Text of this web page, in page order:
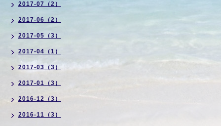
2017-07（2）
2017-06（2）
2017-05（3）
2017-04（1）
2017-03（3）
2017-01（3）
2016-12（3）
2016-11（3）